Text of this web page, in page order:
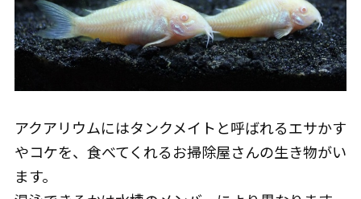
アクアリウムにはタンクメイトと呼ばれるエサかす
やコケを、食べてくれるお掃除屋さんの生き物がい
ます。